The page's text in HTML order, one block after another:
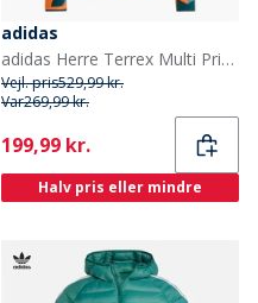
adidas
adidas Herre Terrex Multi Print Fuld Lynlås Fleece Jakke Aurora Ivory/Semi Impact Orange
Vejl. pris529,99 kr.
Var269,99 kr.
Current
199,99 kr.
Halv pris eller mindre